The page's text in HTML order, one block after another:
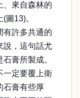
、來自森林的
圖13)。
有許多共通的
說，這句話尤
膏所製成。
一定要覆上衛
石膏有些厚